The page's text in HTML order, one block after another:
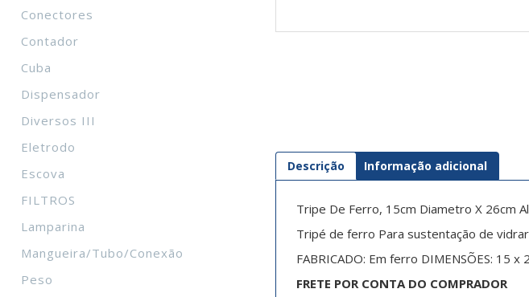
Conectores
Contador
Cuba
Dispensador
Diversos III
Eletrodo
Escova
FILTROS
Lamparina
Mangueira/tubo/conexão
Peso
Descrição Informação adicional
Tripe De Ferro, 15cm Diametro X 26cm
Tripé de ferro Para sustentação de
FABRICADO: Em ferro DIMENSÕES: 15
FRETE POR CONTA DO COMPRADOR